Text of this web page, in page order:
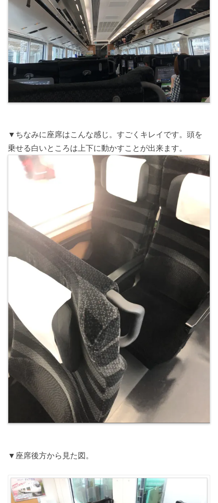
▼ちなみに座席はこんな感じ。すごくキレイです。頭を
乗せる白いところは上下に動かすことが出来ます。
▼座席後方から見た図。